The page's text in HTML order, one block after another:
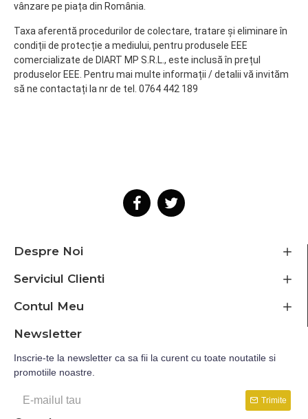
vânzare pe piața din România.
Taxa aferentă procedurilor de colectare, tratare și eliminare în
condiții de protecție a mediului, pentru produsele EEE
comercializate de DIART MP S.R.L., este inclusă în prețul
produselor EEE. Pentru mai multe informații / detalii vă invităm
să ne contactați la nr de tel. 0764 442 189
Despre Noi
Serviciul Clienti
Contul Meu
Newsletter
Inscrie-te la newsletter ca sa fii la curent cu toate noutatile si
promotiile noastre.
Trimite